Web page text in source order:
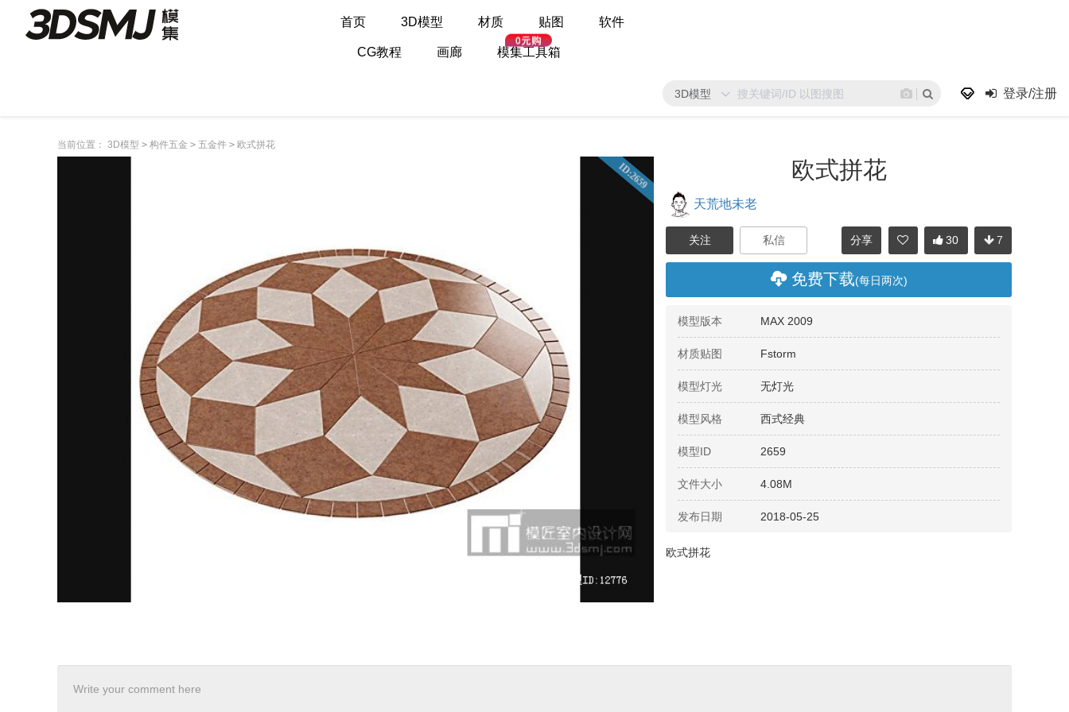
首页 3D模型 材质 贴图 软件
CG教程 画廊 模集工具箱
3D模型 登录/注册
当前位置： 3D模型 > 构件五金 > 五金件 > 欧式拼花
ID:2659 欧式拼花
天荒地未老
7
30
分享
免费下载(每日两次)
模型版本 MAX 2009
材质贴图 Fstorm
模型灯光 无灯光
模型风格 西式经典
模型ID 2659
文件大小 4.08M
发布日期 2018-05-25
欧式拼花